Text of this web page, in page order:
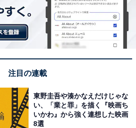
注目の連載
東野圭吾や湊かなえだけじゃな
い、「業と罪」を描く『映画ち
いかわ』から強く連想した映画
8選